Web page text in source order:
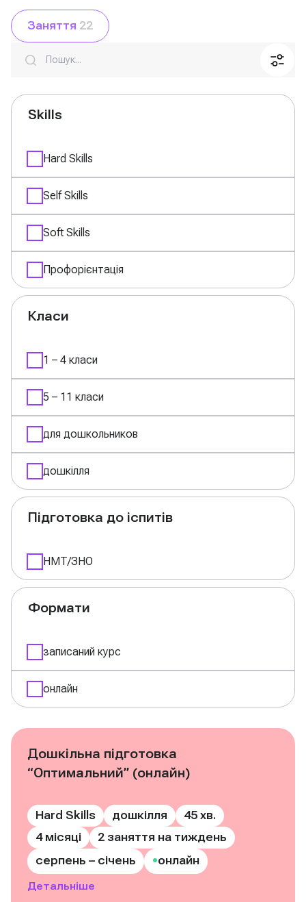
Заняття 22
Skills
Hard Skills
Self Skills
Soft Skills
Профорієнтація
Класи
1 – 4 класи
5 – 11 класи
для дошкольников
дошкілля
Підготовка до іспитів
НМТ/ЗНО
Формати
записаний курс
онлайн
Дошкільна підготовка
“Оптимальний” (онлайн)
Hard Skills дошкілля
45 хв.
4 місяці
2 заняття на тиждень
серпень – січень
•онлайн
Детальніше